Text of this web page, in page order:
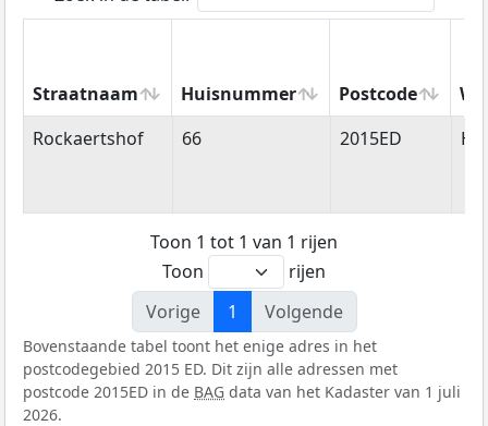
Straatnaam Huisnummer Postcode
Straatnaam
Huisnummer Postcode
Rockaertshof 66 2015ED
Toon 1 tot 1 van 1 rijen
Toon
rijen
Vorige
1 Volgende
Bovenstaande tabel toont het enige adres in het
postcodegebied 2015 ED. Dit zijn alle adressen met
postcode 2015ED in de BAG data van het Kadaster van 1 juli
2026.